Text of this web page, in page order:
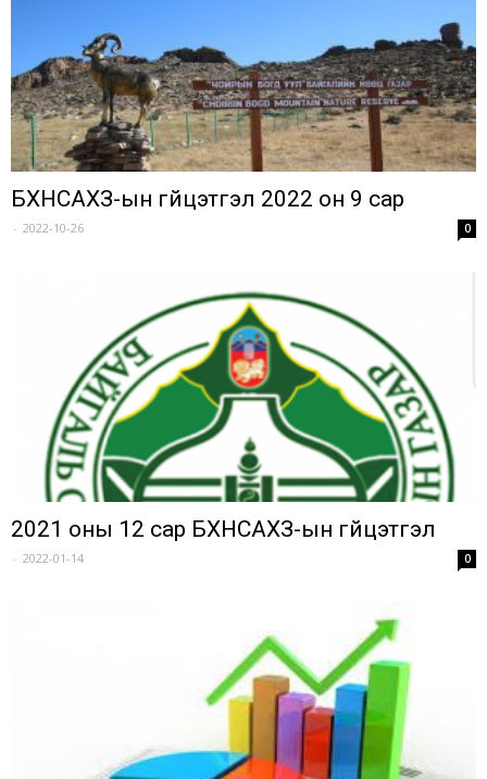
БХНСАХЗ-ын гүйцэтгэл 2022 он 9 сар
- 2022-10-26 0
2021 оны 12 сар БХНСАХЗ-ын гүйцэтгэл
- 2022-01-14 0